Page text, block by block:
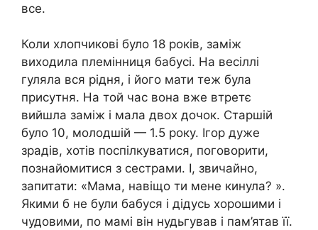
все.
Коли хлопчикові було 18 років, заміж
виходила племінниця бабусі. На весіллі
гуляла вся рідня, і його мати теж була
присутня. На той час вона вже втретє
вийшла заміж і мала двох дочок. Старшій
було 10, молодшій — 1.5 року. Ігор дуже
зрадів, хотів поспілкуватися, поговорити,
познайомитися з сестрами. І, звичайно,
запитати: «Мама, навіщо ти мене кинула? ».
Якими б не були бабуся і дідусь хорошими і
чудовими, по мамі він нудьгував і пам’ятав її.